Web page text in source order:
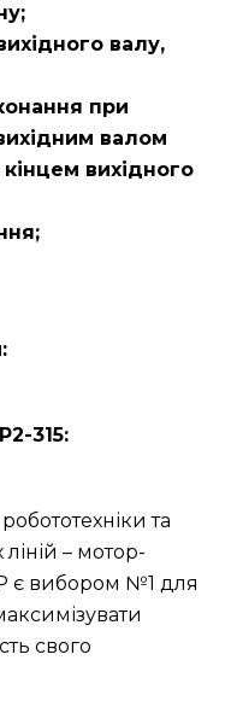
валу,
при
валом
вихідного
315:
та
– мотор-
є вибором №1 для
свого